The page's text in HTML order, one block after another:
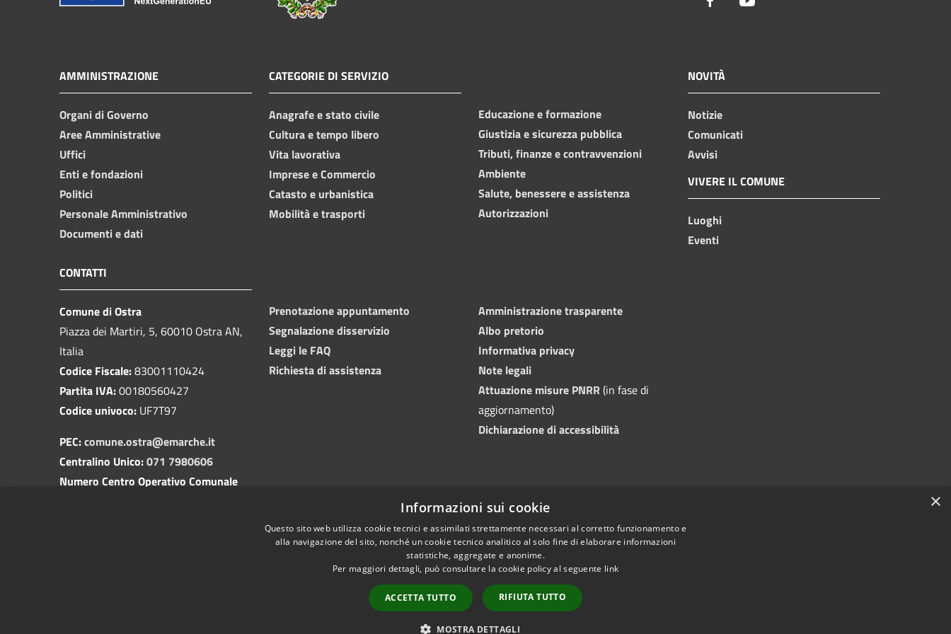
AMMINISTRAZIONE
Organi di Governo
Aree Amministrative
Uffici
Enti e fondazioni
Politici
Personale Amministrativo
Documenti e dati
CATEGORIE DI SERVIZIO
Anagrafe e stato civile
Cultura e tempo libero
Vita lavorativa
Imprese e Commercio
Catasto e urbanistica
Mobilità e trasporti
Educazione e formazione
Giustizia e sicurezza pubblica
Tributi, finanze e contravvenzioni
Ambiente
Salute, benessere e assistenza
Autorizzazioni
NOVITÀ
Notizie
Comunicati
Avvisi
VIVERE IL COMUNE
Luoghi
Eventi
CONTATTI
Comune di Ostra
Piazza dei Martiri, 5, 60010 Ostra AN,
Italia
Codice Fiscale:83001110424
Partita IVA:00180560427
Codice univoco: UF7T97
PEC:comune.ostra@emarche.it
Centralino Unico:071 7980606
Numero Centro Operativo Comunale
Prenotazione appuntamento
Segnalazione disservizio
Leggi le FAQ
Richiesta di assistenza
Amministrazione trasparente
Albo pretorio
Informativa privacy
Note legali
Attuazione misure PNRR(in fase di
aggiornamento)
Dichiarazione di accessibilità
Copyright © 2026 • Comune di Ostra • Powered by
×
Informazioni sui cookie
Questo sito web utilizza cookie tecnici e assimilati strettamente necessari al corretto funzionamento e
alla navigazione del sito, nonché un cookie tecnico analitico al solo fine di elaborare informazioni
statistiche, aggregate e anonime.
Per maggiori dettagli, può consultare la cookie policy al seguente link
ACCETTA TUTTO RIFIUTA TUTTO
MOSTRA DETTAGLI